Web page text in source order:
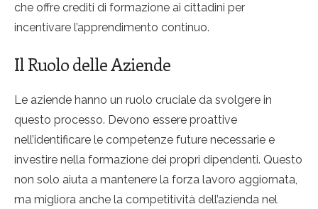
che offre crediti di formazione ai cittadini per
incentivare l’apprendimento continuo.
Il Ruolo delle Aziende
Le aziende hanno un ruolo cruciale da svolgere in
questo processo. Devono essere proattive
nell’identificare le competenze future necessarie e
investire nella formazione dei propri dipendenti. Questo
non solo aiuta a mantenere la forza lavoro aggiornata,
ma migliora anche la competitività dell’azienda nel